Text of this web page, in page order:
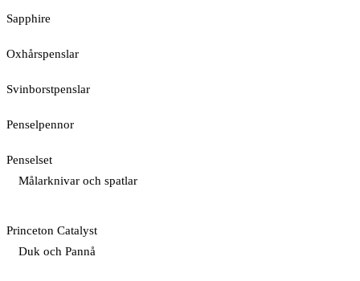
Sapphire
Oxhårspenslar
Svinborstpenslar
Penselpennor
Penselset
Målarknivar och spatlar
Princeton Catalyst
Duk och Pannå